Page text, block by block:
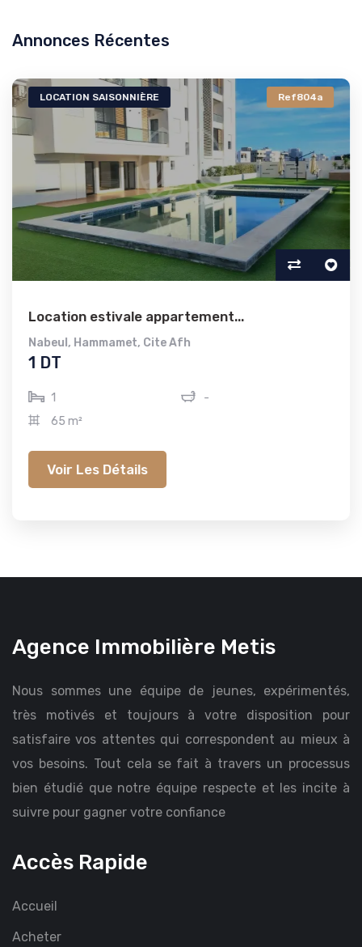
Annonces Récentes
LOCATION SAISONNIÈRE Ref804a
Location estivale appartement...
Nabeul , Hammamet, Cite Afh
1 DT
1
-
65 m²
Voir Les Détails
Agence Immobilière Metis
Nous sommes une équipe de jeunes, expérimentés,
très motivés et toujours à votre disposition pour
satisfaire vos attentes qui correspondent au mieux à
vos besoins. Tout cela se fait à travers un processus
bien étudié que notre équipe respecte et les incite à
suivre pour gagner votre confiance
Accès Rapide
Accueil
Acheter